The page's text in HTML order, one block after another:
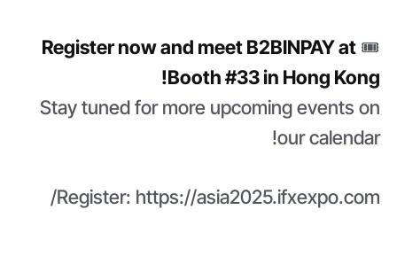
🎟️
Register now and meet B2BINPAY at
Booth #33 in Hong Kong!
Stay tuned for more upcoming events on
our calendar!
Register: https://asia2025.ifxexpo.com/